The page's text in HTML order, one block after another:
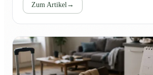
Zum Artikel →